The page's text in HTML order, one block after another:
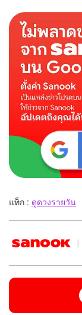
แท็ก : ดูดวงรายวัน